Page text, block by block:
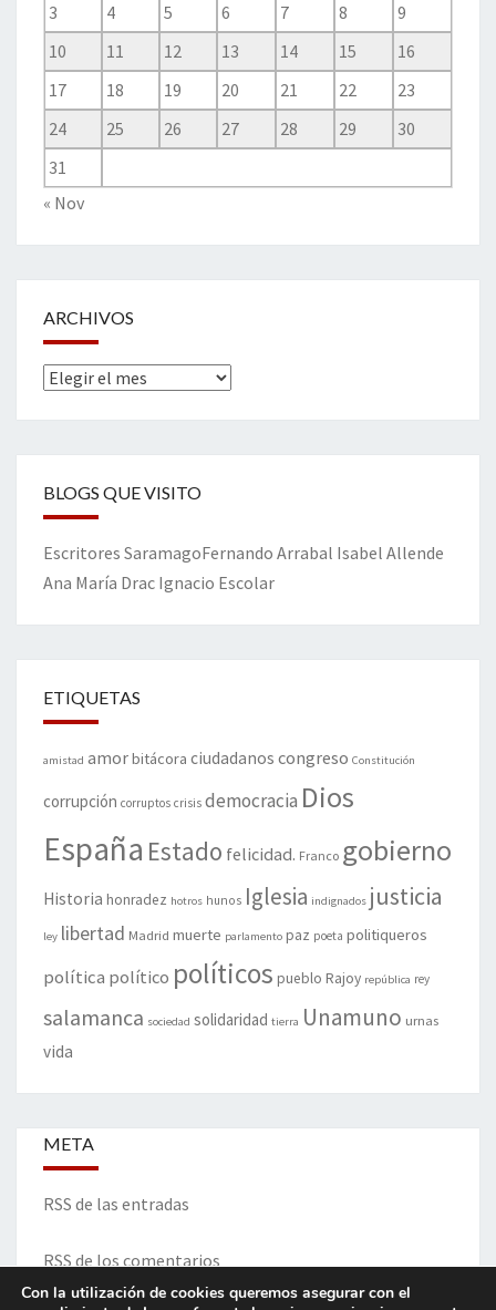
3
4 5 6 7 8
9
10
11 12 13 14 15
16
17
18 19 20 21 22
23
24
25 26 27 28 29
30
31
« Nov
ARCHIVOS
Archivos
BLOGS QUE VISITO
Escritores SaramagoFernando Arrabal Isabel Allende
Ana María Drac Ignacio Escolar
ETIQUETAS
amistad amorbitácora ciudadanos congreso Constitución
corrupción corruptos crisis democracia Dios
España Estado felicidad. Franco gobierno
Historia honradez hotros hunos Iglesia indignados justicia
ley libertad Madrid muerte parlamento paz poeta politiqueros
política político políticos pueblo Rajoy república rey
salamanca sociedad solidaridad tierra Unamuno urnas
vida
META
RSS de las entradas
RSS de los comentarios
Con la utilización de cookies queremos asegurar con el